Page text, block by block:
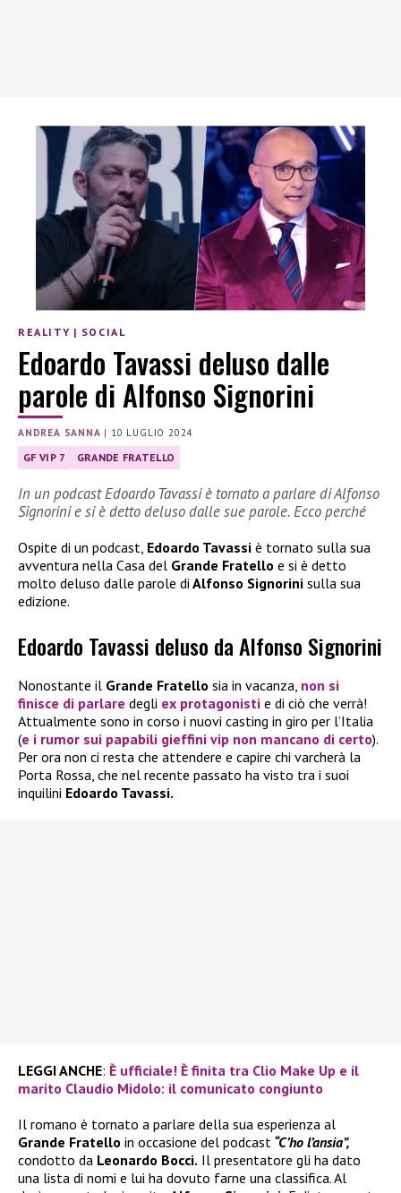
REALITY | SOCIAL
Edoardo Tavassi deluso dalle
parole di Alfonso Signorini
ANDREA SANNA | 10 LUGLIO 2024
GF VIP 7 GRANDE FRATELLO
In un podcast Edoardo Tavassi è tornato a parlare di Alfonso
Signorini e si è detto deluso dalle sue parole. Ecco perché
Ospite di un podcast, Edoardo Tavassi è tornato sulla sua
avventura nella Casa del Grande Fratello e si è detto
molto deluso dalle parole di Alfonso Signorini sulla sua
edizione.
Edoardo Tavassi deluso da Alfonso Signorini
Nonostante il Grande Fratello sia in vacanza, non si
finisce di parlare degli ex protagonisti e di ciò che verrà!
Attualmente sono in corso i nuovi casting in giro per l’Italia
(e i rumor sui papabili gieffini vip non mancano di certo).
Per ora non ci resta che attendere e capire chi varcherà la
Porta Rossa, che nel recente passato ha visto tra i suoi
inquilini Edoardo Tavassi.
LEGGI ANCHE: È ufficiale! È finita tra Clio Make Up e il
marito Claudio Midolo: il comunicato congiunto
Il romano è tornato a parlare della sua esperienza al
Grande Fratello in occasione del podcast “C’ho l’ansia”,
condotto da Leonardo Bocci. Il presentatore gli ha dato
una lista di nomi e lui ha dovuto farne una classifica. Al